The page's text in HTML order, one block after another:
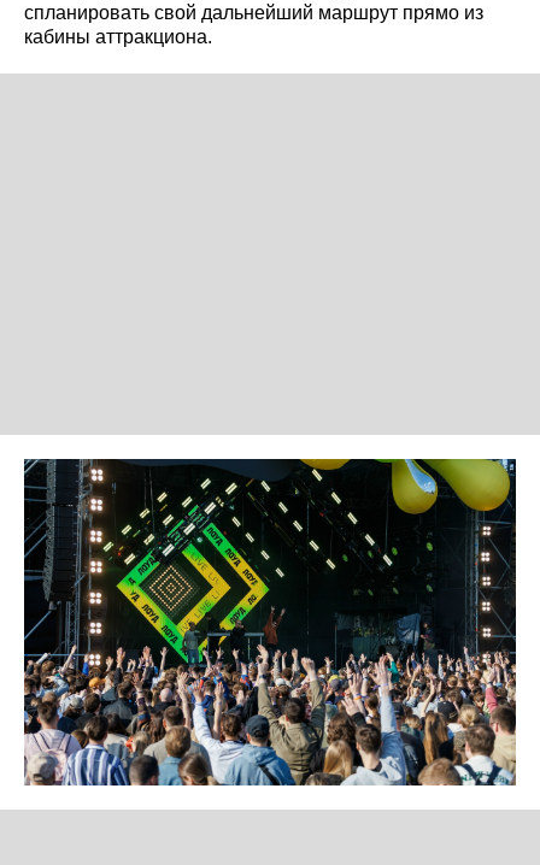
спланировать свой дальнейший маршрут прямо из
кабины аттракциона.